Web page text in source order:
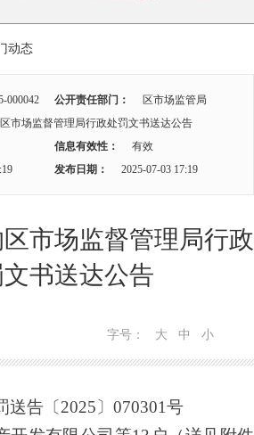
动态
000042 公开责任部门：
区市场监管局
市场监督管理局行政处罚文书送达公告
信息有效性：
有效
发布日期： 2025-07-03 17:19
市场监督管理局行政
书送达公告
字号： 大 中 小
送告 〔 2025 〕 070301号